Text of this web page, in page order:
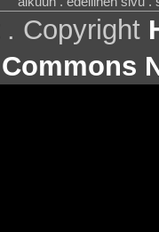
. Copyright
Commons